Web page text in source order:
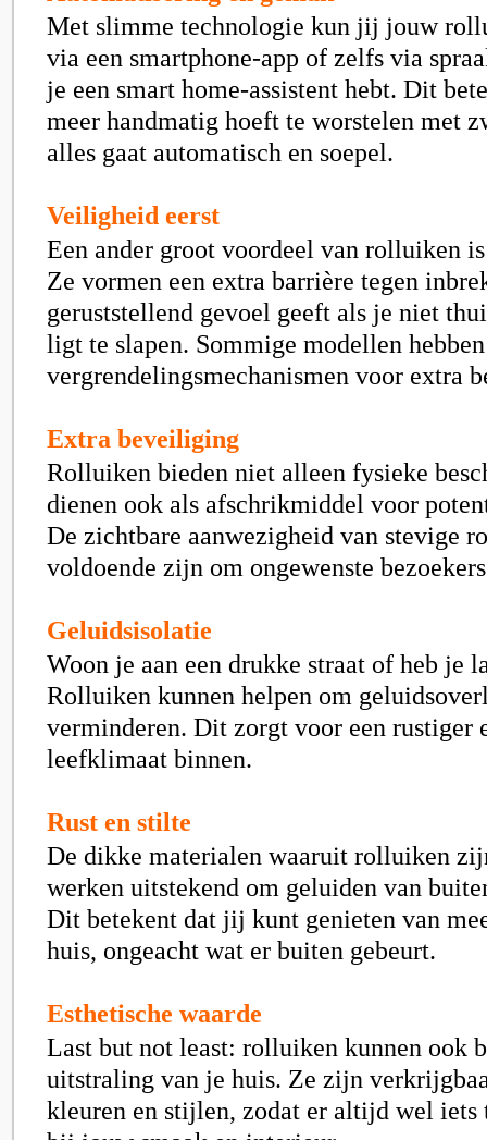
Met slimme technologie kun jij jouw
via een smartphone-app of zelfs via
je een smart home-assistent hebt. Dit
meer handmatig hoeft te worstelen met
alles gaat automatisch en soepel.
Veiligheid eerst
Een ander groot voordeel van rolluiken
Ze vormen een extra barrière tegen
geruststellend gevoel geeft als je niet
ligt te slapen. Sommige modellen
vergrendelingsmechanismen voor extra
Extra beveiliging
Rolluiken bieden niet alleen fysieke
dienen ook als afschrikmiddel voor
De zichtbare aanwezigheid van stevige
voldoende zijn om ongewenste
Geluidsisolatie
Woon je aan een drukke straat of heb je
Rolluiken kunnen helpen om
verminderen. Dit zorgt voor een rustiger
leefklimaat binnen.
Rust en stilte
De dikke materialen waaruit rolluiken
werken uitstekend om geluiden van
Dit betekent dat jij kunt genieten van
huis, ongeacht wat er buiten gebeurt.
Esthetische waarde
Last but not least: rolluiken kunnen ook
uitstraling van je huis. Ze zijn
kleuren en stijlen, zodat er altijd wel iets